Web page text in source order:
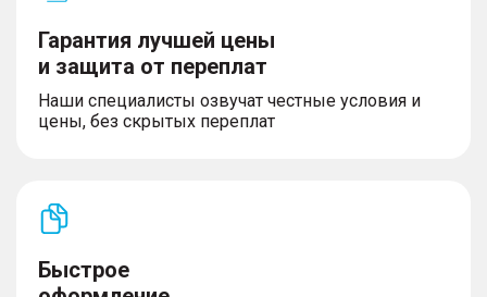
Гарантия лучшей цены
и защита от переплат
Наши специалисты озвучат честные условия и
цены, без скрытых переплат
Быстрое